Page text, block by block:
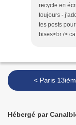
recycle en
toujours -
tes posts
bises<br />
< Paris
Hébergé par